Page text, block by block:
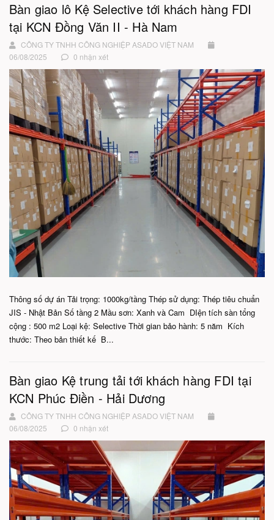
Bàn giao lô Kệ Selective tới khách hàng FDI
tại KCN Đồng Văn II - Hà Nam
CÔNG TY TNHH CÔNG NGHIỆP ASADO VIỆT NAM
06/08/2025
0 nhận xét
Thông số dự án Tải trọng: 1000kg/tầng Thép sử dụng: Thép tiêu chuẩn
JIS - Nhật Bản Số tầng 2 Mầu sơn: Xanh và Cam DIện tích sàn tổng
cộng : 500 m2 Loại kệ: Selective Thời gian bảo hành: 5 năm Kích
thước: Theo bản thiết kế B...
Bàn giao Kệ trung tải tới khách hàng FDI tại
KCN Phúc Điền - Hải Dương
CÔNG TY TNHH CÔNG NGHIỆP ASADO VIỆT NAM
06/08/2025
0 nhận xét